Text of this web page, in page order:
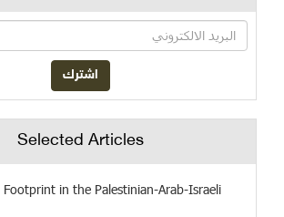
Selected Articles
Footprint in the Palestinian-Arab-Israeli